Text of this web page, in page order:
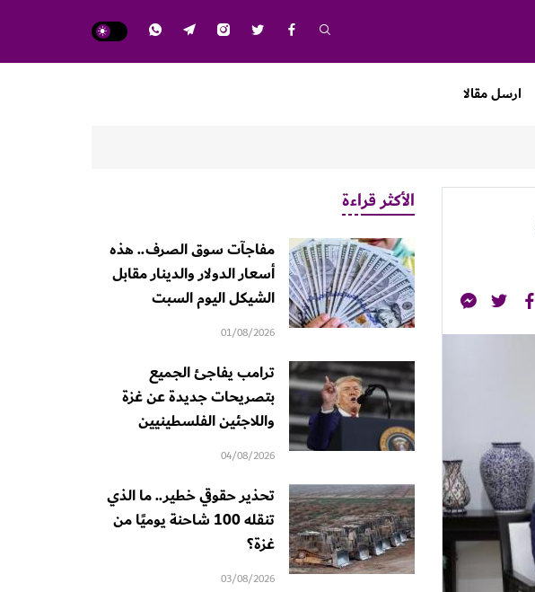
ارسل مقالا
الأكثر قراءة
مفاجآت سوق الصرف.. هذه
أسعار الدولار والدينار مقابل
الشيكل اليوم السبت
01/08/2026
ترامب يفاجئ الجميع
بتصريحات جديدة عن غزة
واللاجئين الفلسطينيين
04/08/2026
تحذير حقوقي خطير.. ما الذي
تنقله 100 شاحنة يوميًا من
غزة؟
03/08/2026